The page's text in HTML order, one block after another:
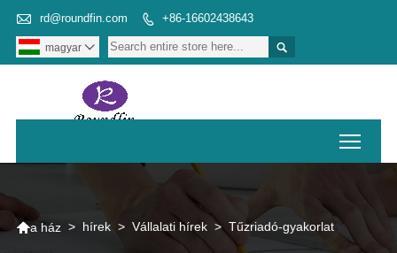
 rd@roundfin.com  +86-16602438643

magyar 
a ház > hírek > Vállalati hírek > Tűzriadó-gyakorlat